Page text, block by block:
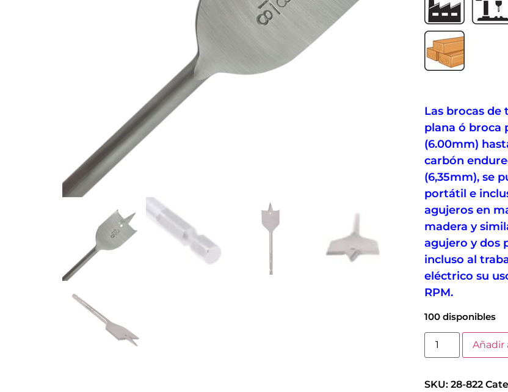
Las brocas
plana ó broca
(6.00mm)
carbón
(6,35mm), se
portátil e
agujeros en
madera y
agujero y dos
incluso al
eléctrico su
RPM.
100 disponibles
Añadir
SKU: 28-822